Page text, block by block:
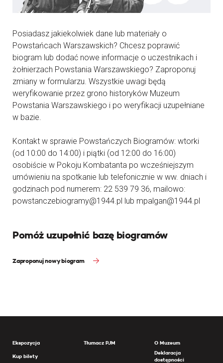
Posiadasz jakiekolwiek dane lub materiały o
Powstańcach Warszawskich? Chcesz poprawić
biogram lub dodać nowe informacje o uczestnikach i
żołnierzach Powstania Warszawskiego? Zaproponuj
zmiany w formularzu. Wszystkie uwagi będą
weryfikowanie przez grono historyków Muzeum
Powstania Warszawskiego i po weryfikacji uzupełniane
w bazie.
Kontakt w sprawie Powstańczych Biogramów: wtorki
(od 10:00 do 14:00) i piątki (od 12:00 do 16:00)
osobiście w Pokoju Kombatanta po wcześniejszym
umówieniu na spotkanie lub telefonicznie w ww. dniach i
godzinach pod numerem: 22 539 79 36, mailowo:
powstanczebiogramy@1944.pl lub mpalgan@1944.pl
Pomóż uzupełnić bazę biogramów
Zaproponuj nowy biogram
Ekspozycja
Kup bilety
Tłumacz PJM
O Muzeum
Deklaracja
dostępności